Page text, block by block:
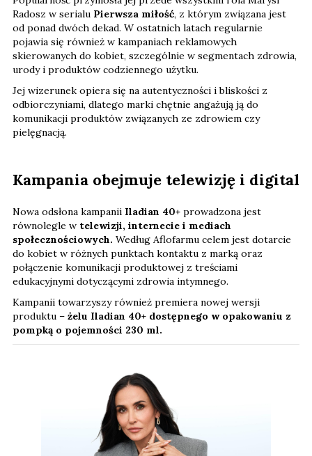
Radosz w serialu Pierwsza miłość, z którym związana jest
od ponad dwóch dekad. W ostatnich latach regularnie
pojawia się również w kampaniach reklamowych
skierowanych do kobiet, szczególnie w segmentach zdrowia,
urody i produktów codziennego użytku.
Jej wizerunek opiera się na autentyczności i bliskości z
odbiorczyniami, dlatego marki chętnie angażują ją do
komunikacji produktów związanych ze zdrowiem czy
pielęgnacją.
Kampania obejmuje telewizję i digital
Nowa odsłona kampanii Iladian 40+ prowadzona jest
równolegle w telewizji, internecie i mediach
społecznościowych. Według Aflofarmu celem jest dotarcie
do kobiet w różnych punktach kontaktu z marką oraz
połączenie komunikacji produktowej z treściami
edukacyjnymi dotyczącymi zdrowia intymnego.
Kampanii towarzyszy również premiera nowej wersji
produktu – żelu Iladian 40+ dostępnego w opakowaniu z
pompką o pojemności 230 ml.